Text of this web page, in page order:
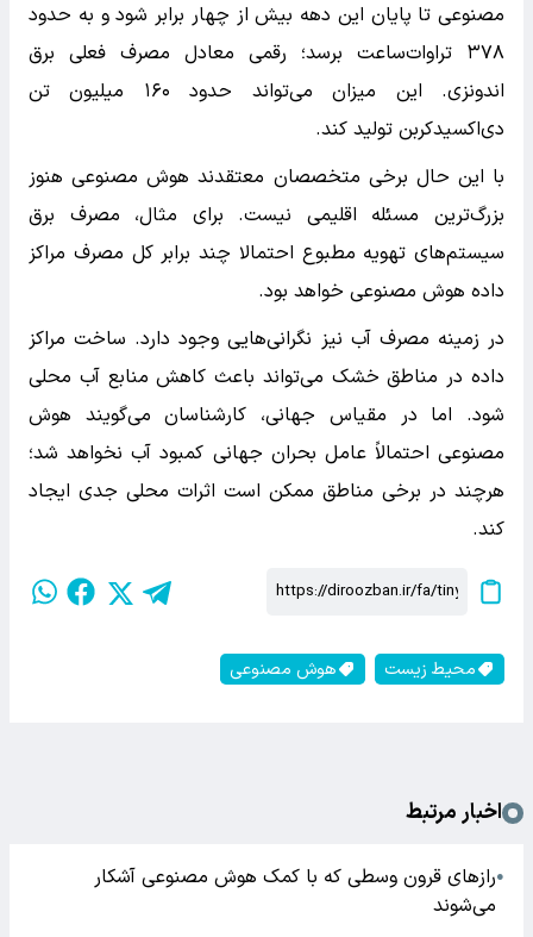
مصنوعی تا پایان این دهه بیش از چهار برابر شود و به حدود
۳۷۸ تراوات‌ساعت برسد؛ رقمی معادل مصرف فعلی برق
اندونزی. این میزان می‌تواند حدود ۱۶۰ میلیون تن
دی‌اکسیدکربن تولید کند.
با این حال برخی متخصصان معتقدند هوش مصنوعی هنوز
بزرگ‌ترین مسئله اقلیمی نیست. برای مثال، مصرف برق
سیستم‌های تهویه مطبوع احتمالا چند برابر کل مصرف مراکز
داده هوش مصنوعی خواهد بود.
در زمینه مصرف آب نیز نگرانی‌هایی وجود دارد. ساخت مراکز
داده در مناطق خشک می‌تواند باعث کاهش منابع آب محلی
شود. اما در مقیاس جهانی، کارشناسان می‌گویند هوش
مصنوعی احتمالاً عامل بحران جهانی کمبود آب نخواهد شد؛
هرچند در برخی مناطق ممکن است اثرات محلی جدی ایجاد
کند.
محیط زیست هوش مصنوعی
اخبار مرتبط
●رازهای قرون وسطی که با کمک هوش مصنوعی آشکار
می‌شوند